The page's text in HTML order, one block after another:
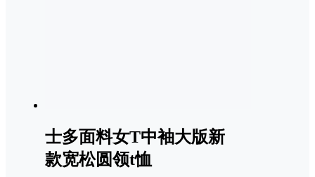
士多面料女T中袖大版新
款宽松圆领t恤